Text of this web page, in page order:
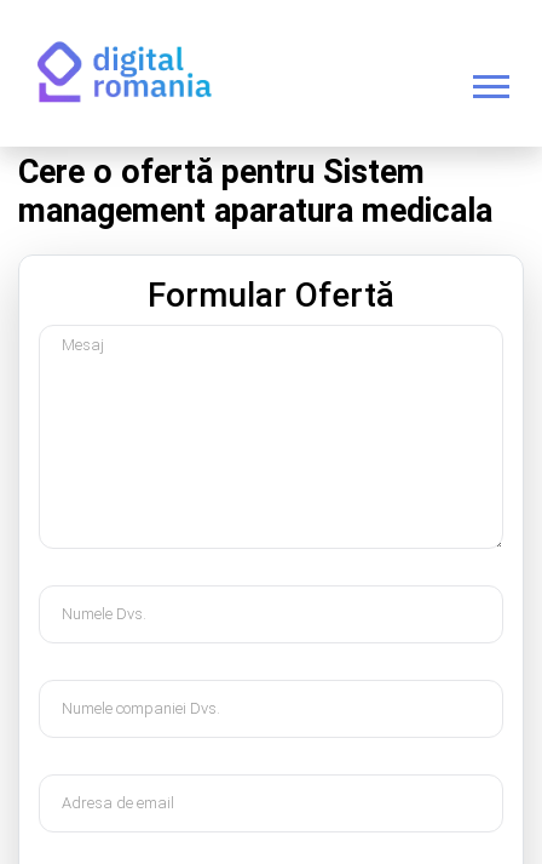
Cere o ofertă pentru Sistem
management aparatura medicala
Formular Ofertă